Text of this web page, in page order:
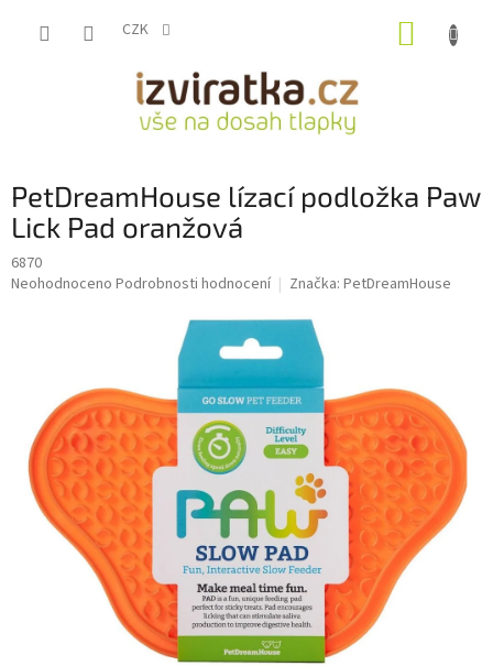
CZK
PetDreamHouse lízací podložka Paw
Lick Pad oranžová
6870
Průměrné
hvězdiček.
Neohodnoceno Podrobnosti hodnocení Značka: PetDreamHouse